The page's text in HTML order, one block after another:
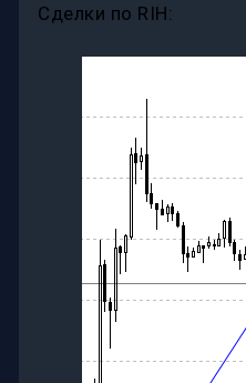
Сделки по RIH: